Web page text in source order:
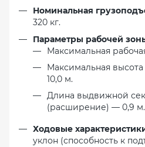
Номинальная
320 кг.
Параметры рабочей
Максимальная
Максимальная
10,0 м.
Длина выдвижной
(расширение) — 0,9 м.
Ходовые
уклон (способность к